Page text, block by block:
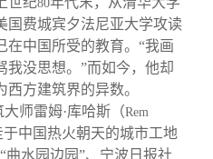
80
国费城宾夕法尼亚大学攻读
在中国所受的教育。“我画
我没思想。”而如今，他却
方建筑界的异数。
师雷姆·库哈斯（Rem
中国热火朝天的城市工地
曲水园边园”、宁波日报社